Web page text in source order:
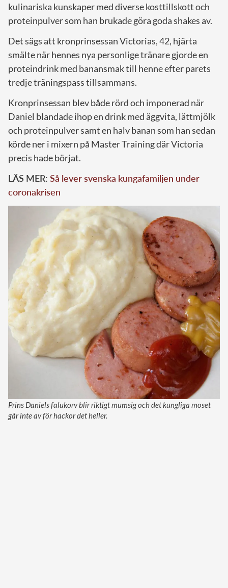
kulinariska kunskaper med diverse kosttillskott och
proteinpulver som han brukade göra goda shakes av.
Det sägs att kronprinsessan Victorias, 42, hjärta
smälte när hennes nya personlige tränare gjorde en
proteindrink med banansmak till henne efter parets
tredje träningspass tillsammans.
Kronprinsessan blev både rörd och imponerad när
Daniel blandade ihop en drink med äggvita, lättmjölk
och proteinpulver samt en halv banan som han sedan
körde ner i mixern på Master Training där Victoria
precis hade börjat.
LÄS MER: Så lever svenska kungafamiljen under
coronakrisen
Prins Daniels falukorv blir riktigt mumsig och det kungliga moset
går inte av för hackor det heller.